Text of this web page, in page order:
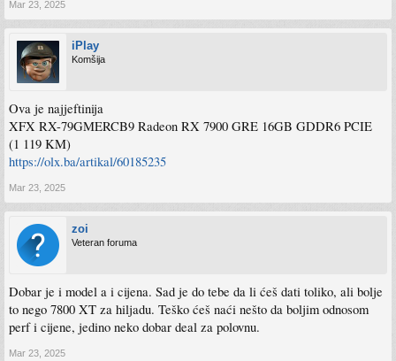
Mar 23, 2025
iPlay
Komšija
Ova je najjeftinija
XFX RX-79GMERCB9 Radeon RX 7900 GRE 16GB GDDR6 PCIE
(1 119 KM)
https://olx.ba/artikal/60185235
Mar 23, 2025
zoi
Veteran foruma
Dobar je i model a i cijena. Sad je do tebe da li ćeš dati toliko, ali bolje
to nego 7800 XT za hiljadu. Teško ćeš naći nešto da boljim odnosom
perf i cijene, jedino neko dobar deal za polovnu.
Mar 23, 2025